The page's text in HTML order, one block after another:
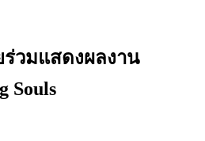
วมแสดงผลงาน
Souls